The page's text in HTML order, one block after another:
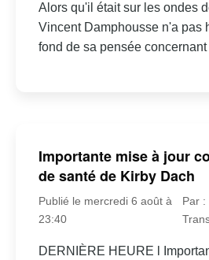
Alors qu'il était sur les ondes
Vincent Damphousse n'a pas
fond de sa pensée
Importante mise à jour
de santé de Kirby Dach
Publié le mercredi 6 août à
23:40
Par :
DERNIÈRE HEURE l